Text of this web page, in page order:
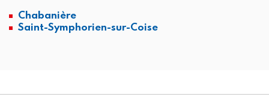
Chabanière
Saint-Symphorien-sur-Coise